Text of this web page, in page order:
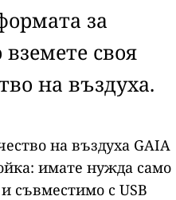
за
своя
на въздуха.
на въздуха GAIA
имате нужда само
съвместимо с USB